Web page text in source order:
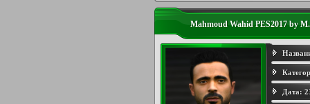
Mahmoud Wahid PES2017 by
Дата: